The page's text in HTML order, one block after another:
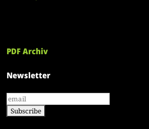
PDF Archiv
Newsletter